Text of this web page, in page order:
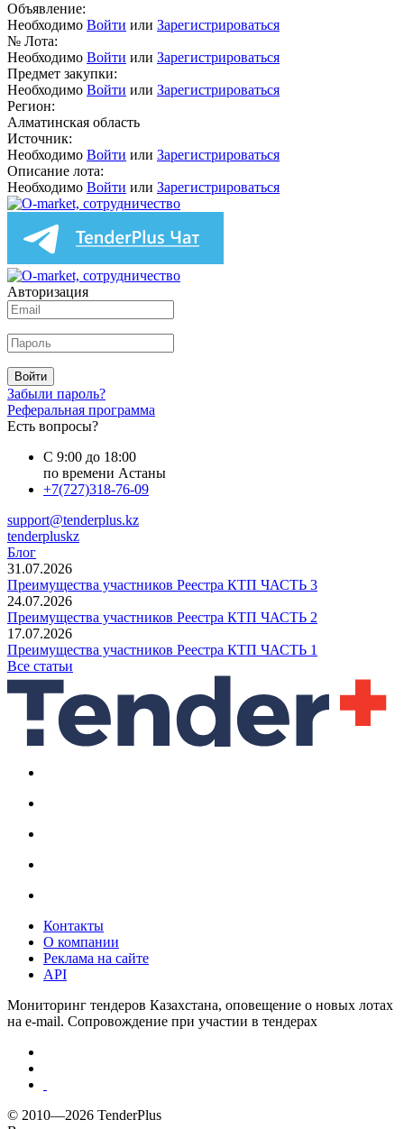
Объявление:
Необходимо Войти или Зарегистрироваться
№ Лота:
Необходимо Войти или Зарегистрироваться
Предмет закупки:
Необходимо Войти или Зарегистрироваться
Регион:
Алматинская область
Источник:
Необходимо Войти или Зарегистрироваться
Описание лота:
Необходимо Войти или Зарегистрироваться
Авторизация
Войти
Забыли пароль?
Реферальная программа
Есть вопросы?
С 9:00 до 18:00
по времени Астаны
+7(727)318-76-09
support@tenderplus.kz
tenderpluskz
Блог
31.07.2026
Преимущества участников Реестра КТП ЧАСТЬ 3
24.07.2026
Преимущества участников Реестра КТП ЧАСТЬ 2
17.07.2026
Преимущества участников Реестра КТП ЧАСТЬ 1
Все статьи
Контакты
О компании
Реклама на сайте
API
Мониторинг тендеров Казахстана, оповещение о новых лотах
на e-mail. Сопровождение при участии в тендерах
© 2010—2026 TenderPlus